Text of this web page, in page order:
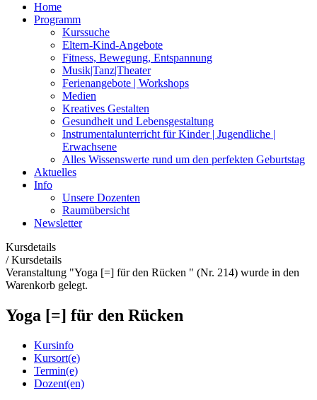
Home
Programm
Kurssuche
Eltern-Kind-Angebote
Fitness, Bewegung, Entspannung
Musik|Tanz|Theater
Ferienangebote | Workshops
Medien
Kreatives Gestalten
Gesundheit und Lebensgestaltung
Instrumentalunterricht für Kinder | Jugendliche |
Erwachsene
Alles Wissenswerte rund um den perfekten Geburtstag
Aktuelles
Info
Unsere Dozenten
Raumübersicht
Newsletter
Kursdetails
/Kursdetails
Veranstaltung "Yoga [=] für den Rücken " (Nr. 214) wurde in den
Warenkorb gelegt.
Yoga [=] für den Rücken
Kursinfo
Kursort(e)
Termin(e)
Dozent(en)